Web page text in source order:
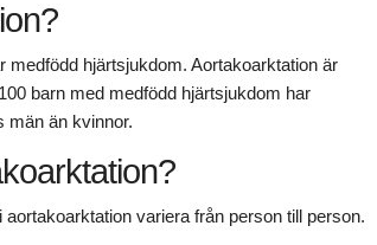
medfödd hjärtsjukdom. Aortakoarktation är
barn med medfödd hjärtsjukdom har
män än kvinnor.
variera från person till person.